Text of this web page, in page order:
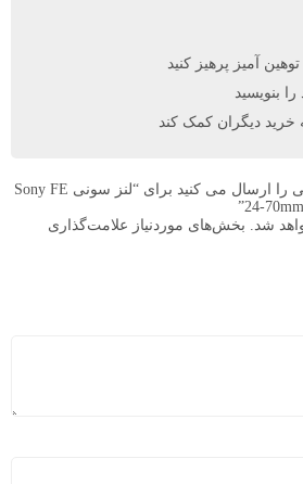
آمیز پرهیز کنید
بنویسید
خرید دیگران کمک کند
اولین نفری باشید که دیدگاهی را ارسال می کنید برای “لنز سونی Sony FE
24-
شد. بخش‌های موردنیاز علامت‌گذاری